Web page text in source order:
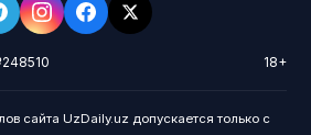
18+
сайта UzDaily.uz допускается только с